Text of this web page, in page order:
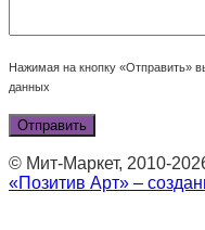
Нажимая на кнопку «Отправить»
данных
© Мит-Маркет, 2010-
«Позитив Арт» –